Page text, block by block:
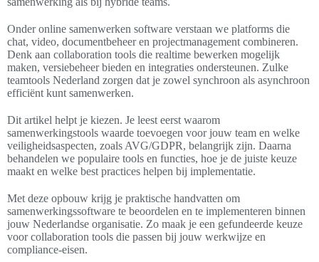
Onder online samenwerken software verstaan we platforms die
chat, video, documentbeheer en projectmanagement combineren.
Denk aan collaboration tools die realtime bewerken mogelijk
maken, versiebeheer bieden en integraties ondersteunen. Zulke
teamtools Nederland zorgen dat je zowel synchroon als asynchroon
efficiënt kunt samenwerken.
Dit artikel helpt je kiezen. Je leest eerst waarom
samenwerkingstools waarde toevoegen voor jouw team en welke
veiligheidsaspecten, zoals AVG/GDPR, belangrijk zijn. Daarna
behandelen we populaire tools en functies, hoe je de juiste keuze
maakt en welke best practices helpen bij implementatie.
Met deze opbouw krijg je praktische handvatten om
samenwerkingssoftware te beoordelen en te implementeren binnen
jouw Nederlandse organisatie. Zo maak je een gefundeerde keuze
voor collaboration tools die passen bij jouw werkwijze en
compliance-eisen.